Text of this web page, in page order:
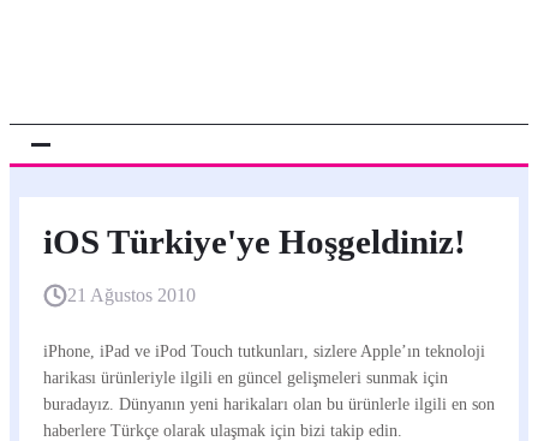
iOS Türkiye'ye Hoşgeldiniz!
21 Ağustos 2010
iPhone, iPad ve iPod Touch tutkunları, sizlere Apple’ın teknoloji
harikası ürünleriyle ilgili en güncel gelişmeleri sunmak için
buradayız. Dünyanın yeni harikaları olan bu ürünlerle ilgili en son
haberlere Türkçe olarak ulaşmak için bizi takip edin.